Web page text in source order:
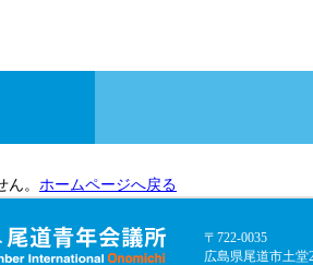
。 ホームページへ戻る
〒722-0035
広島県尾道市土